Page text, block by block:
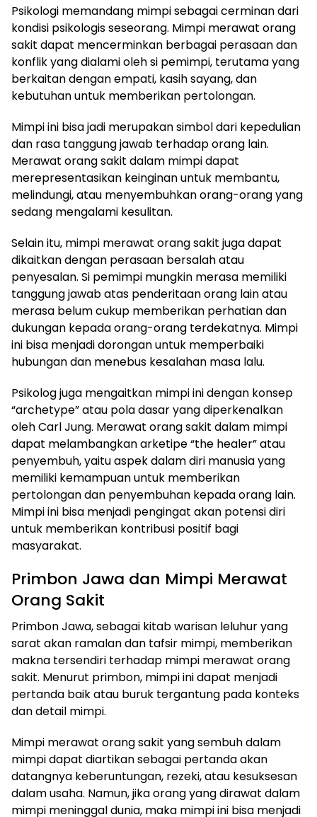
Psikologi memandang mimpi sebagai cerminan dari
kondisi psikologis seseorang. Mimpi merawat orang
sakit dapat mencerminkan berbagai perasaan dan
konflik yang dialami oleh si pemimpi, terutama yang
berkaitan dengan empati, kasih sayang, dan
kebutuhan untuk memberikan pertolongan.
Mimpi ini bisa jadi merupakan simbol dari kepedulian
dan rasa tanggung jawab terhadap orang lain.
Merawat orang sakit dalam mimpi dapat
merepresentasikan keinginan untuk membantu,
melindungi, atau menyembuhkan orang-orang yang
sedang mengalami kesulitan.
Selain itu, mimpi merawat orang sakit juga dapat
dikaitkan dengan perasaan bersalah atau
penyesalan. Si pemimpi mungkin merasa memiliki
tanggung jawab atas penderitaan orang lain atau
merasa belum cukup memberikan perhatian dan
dukungan kepada orang-orang terdekatnya. Mimpi
ini bisa menjadi dorongan untuk memperbaiki
hubungan dan menebus kesalahan masa lalu.
Psikolog juga mengaitkan mimpi ini dengan konsep
“archetype” atau pola dasar yang diperkenalkan
oleh Carl Jung. Merawat orang sakit dalam mimpi
dapat melambangkan arketipe “the healer” atau
penyembuh, yaitu aspek dalam diri manusia yang
memiliki kemampuan untuk memberikan
pertolongan dan penyembuhan kepada orang lain.
Mimpi ini bisa menjadi pengingat akan potensi diri
untuk memberikan kontribusi positif bagi
masyarakat.
Primbon Jawa dan Mimpi Merawat
Orang Sakit
Primbon Jawa, sebagai kitab warisan leluhur yang
sarat akan ramalan dan tafsir mimpi, memberikan
makna tersendiri terhadap mimpi merawat orang
sakit. Menurut primbon, mimpi ini dapat menjadi
pertanda baik atau buruk tergantung pada konteks
dan detail mimpi.
Mimpi merawat orang sakit yang sembuh dalam
mimpi dapat diartikan sebagai pertanda akan
datangnya keberuntungan, rezeki, atau kesuksesan
dalam usaha. Namun, jika orang yang dirawat dalam
mimpi meninggal dunia, maka mimpi ini bisa menjadi